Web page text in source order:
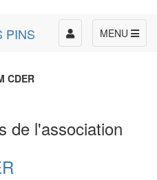
MENU
Toggle
navigation
CDER
de l'association